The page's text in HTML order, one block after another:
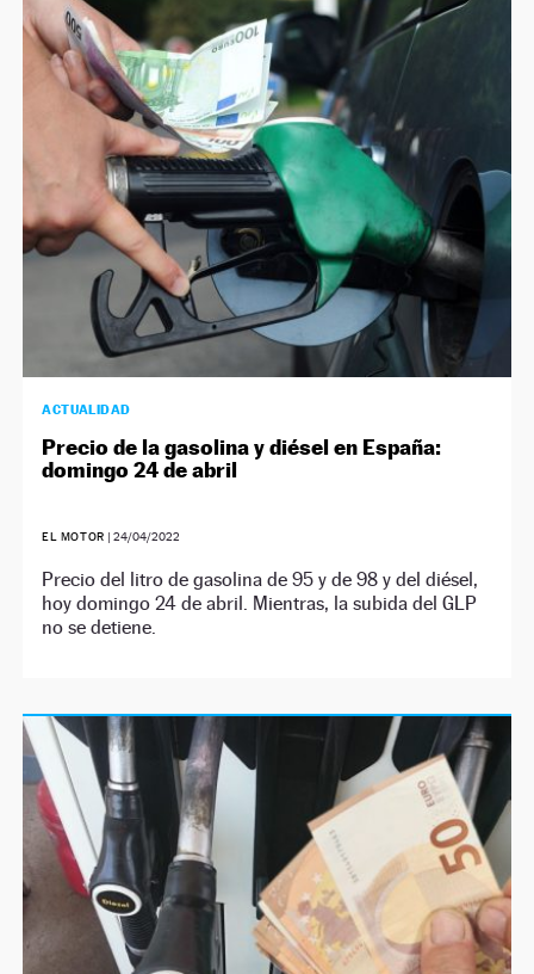
ACTUALIDAD
Precio de la gasolina y diésel en España:
domingo 24 de abril
EL MOTOR | 24/04/2022
Precio del litro de gasolina de 95 y de 98 y del diésel,
hoy domingo 24 de abril. Mientras, la subida del GLP
no se detiene.